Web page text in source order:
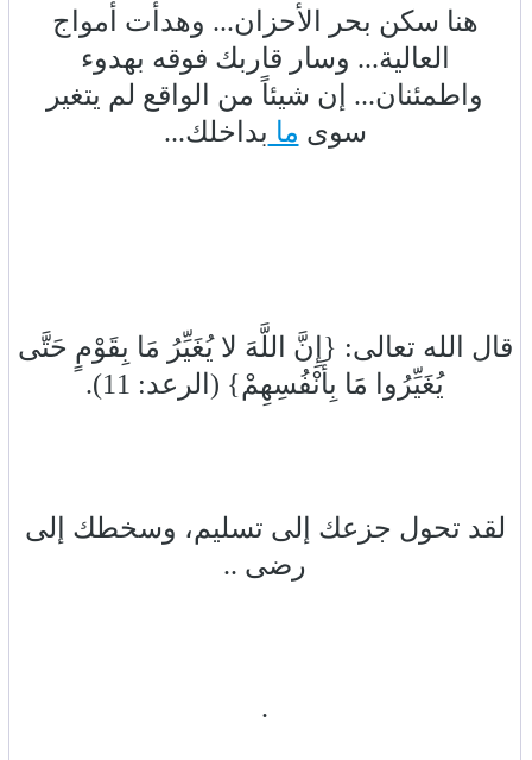
هنا سكن بحر الأحزان... وهدأت أمواج
العالية... وسار قاربك فوقه بهدوء
واطمئنان... إن شيئاً من الواقع لم يتغير
سوى ما بداخلك...
قال الله تعالى: {إِنَّ اللَّهَ لا يُغَيِّرُ مَا بِقَوْمٍ حَتَّى
يُغَيِّرُوا مَا بِأَنْفُسِهِمْ} (الرعد: 11).
لقد تحول جزعك إلى تسليم، وسخطك إلى
رضى ..
.